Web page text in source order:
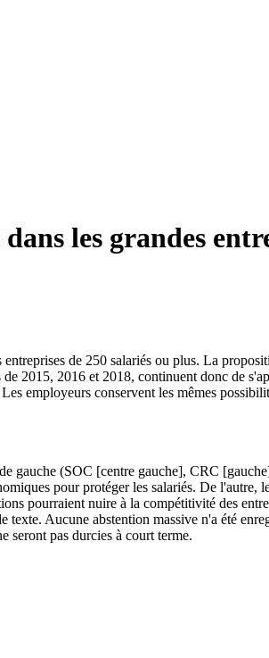
les grandes
de 250 salariés ou plus. La
2015, 2016 et 2018, continuent donc de
employeurs conservent les mêmes
gauche (SOC [centre gauche], CRC
pour protéger les salariés. De
pourraient nuire à la compétitivité des
texte. Aucune abstention massive n'a été
seront pas durcies à court terme.